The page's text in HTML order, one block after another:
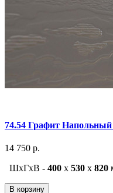
74.54 Графит
14 750 р.
ШxГxВ - 400 x 530 x 820
В корзину